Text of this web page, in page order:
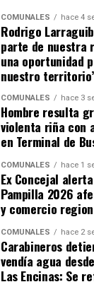
COMUNALES hace 4
Rodrigo
parte de nuestra
una oportunidad
nuestro
COMUNALES hace 3
Hombre resulta
violenta riña con
en Terminal de
COMUNALES hace 1
Ex Concejal
Pampilla 2026
y comercio
COMUNALES hace 2
Carabineros
vendía agua
Las Encinas: Se